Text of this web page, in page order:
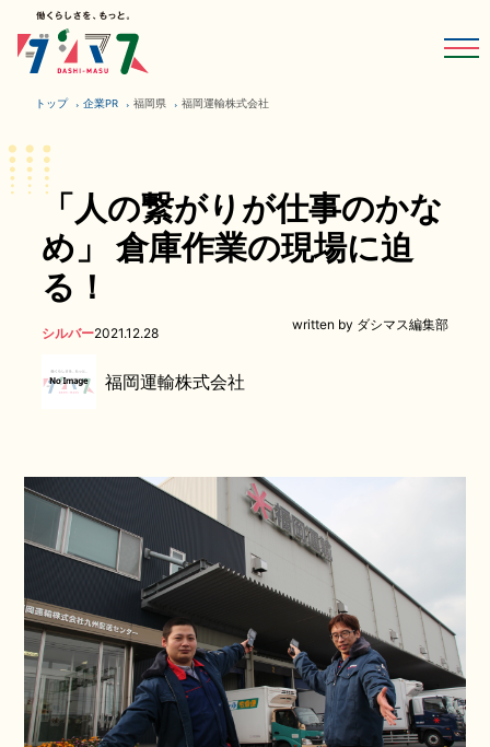
トップ 企業PR 福岡県 福岡運輸株式会社
「人の繋がりが仕事のかな
め」 倉庫作業の現場に迫
る！
シルバー2021.12.28
written by ダシマス編集部
福岡運輸株式会社